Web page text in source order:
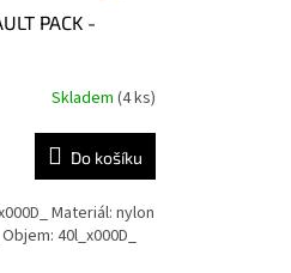
PACK -
Skladem (4 ks)
Do košíku
Materiál: nylon
40l_x000D_